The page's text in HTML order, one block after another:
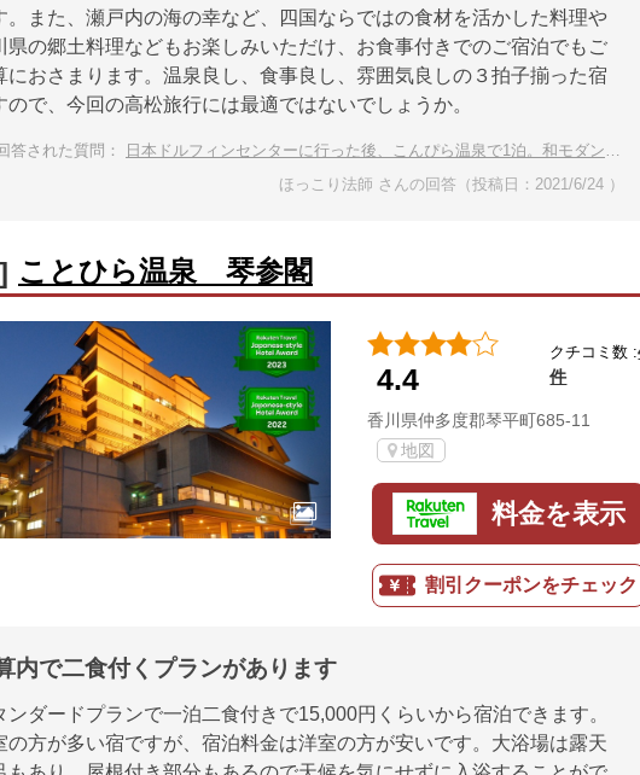
。また、瀬戸内の海の幸など、四国ならではの食材を活かした料理や
県の郷土料理などもお楽しみいただけ、お食事付きでのご宿泊でもご
におさまります。温泉良し、食事良し、雰囲気良しの３拍子揃った宿
ので、今回の高松旅行には最適ではないでしょうか。
答された質問： 日本ドルフィンセンターに行った後、こんぴら温泉で1泊。和モダンで素敵な温泉宿をおしえて
ほっこり法師 さんの回答（投稿日：2021/6/24 ）
ことひら温泉 琴参閣
4.4
クチコミ数 :
件
香川県仲多度郡琴平町685-11
地図
料金を表示
割引クーポンをチェック
内で二食付くプランがあります
ンダードプランで一泊二食付きで15,000円くらいから宿泊できます。
の方が多い宿ですが、宿泊料金は洋室の方が安いです。大浴場は露天